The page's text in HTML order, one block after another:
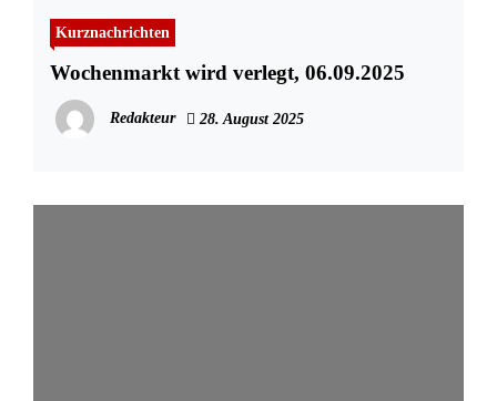
Kurznachrichten
Wochenmarkt wird verlegt, 06.09.2025
Redakteur 28. August 2025